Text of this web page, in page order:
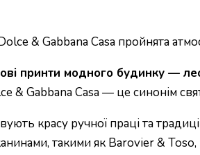
& Gabbana Casa пройнята
принти модного будинку —
& Gabbana Casa — це синонім
красу ручної праці та
такими як Barovier &